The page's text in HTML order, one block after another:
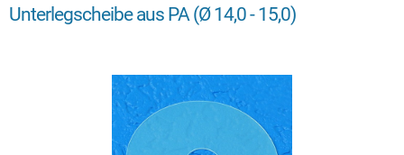
Unterlegscheibe aus PA (Ø 14,0 - 15,0)